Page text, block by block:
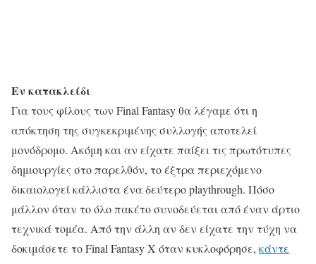
Εν κατακλείδι
Για τους φίλους των Final Fantasy θα λέγαμε ότι η
απόκτηση της συγκεκριμένης συλλογής αποτελεί
μονόδρομο. Ακόμη και αν είχατε παίξει τις πρωτότυπες
δημιουργίες στο παρελθόν, το έξτρα περιεχόμενο
δικαιολογεί κάλλιστα ένα δεύτερο playthrough. Πόσο
μάλλον όταν το όλο πακέτο συνοδεύεται από έναν άρτιο
τεχνικά τομέα. Από την άλλη αν δεν είχατε την τύχη να
δοκιμάσετε το Final Fantasy X όταν κυκλοφόρησε, κάντε